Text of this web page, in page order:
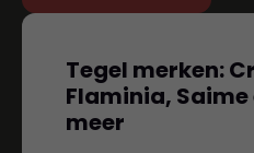
Tegel merken:
Flaminia, Saime
meer